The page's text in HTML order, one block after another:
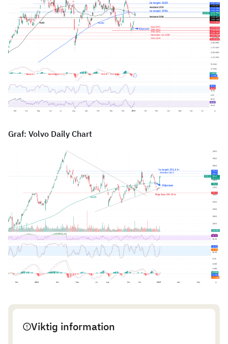
Graf: Volvo Daily Chart
Viktig information